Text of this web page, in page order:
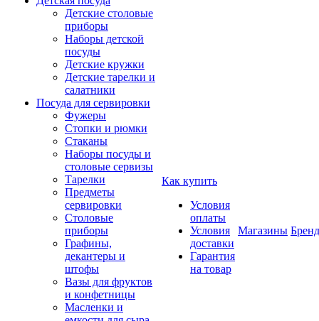
Детские столовые
приборы
Наборы детской
посуды
Детские кружки
Детские тарелки и
салатники
Посуда для сервировки
Фужеры
Стопки и рюмки
Стаканы
Наборы посуды и
столовые сервизы
Тарелки
Предметы
сервировки
Столовые
приборы
Графины,
декантеры и
штофы
Вазы для фруктов
и конфетницы
Масленки и
Как купить
Условия
оплаты
Условия
доставки
Гарантия
на товар
Магазины